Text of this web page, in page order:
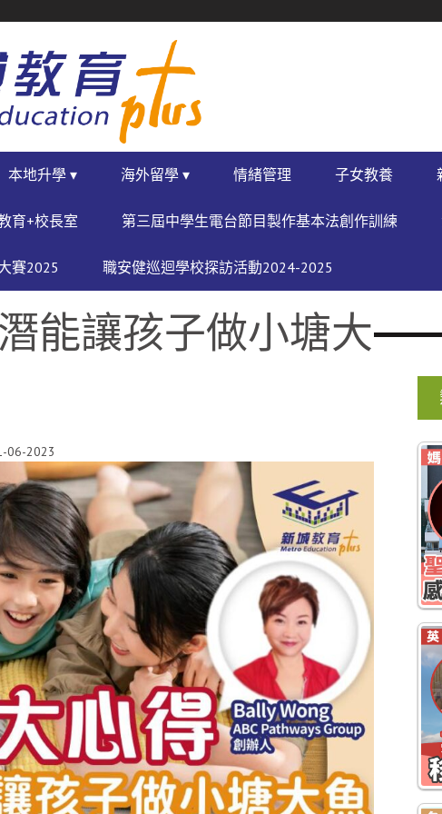
本地升學 ▾ 海外留學 ▾ 情緒管理 子女教養
育+校長室 第三屆中學生電台節目製作基本法創作訓練
賽2025 職安健巡迴學校探訪活動2024-2025
能讓孩子做小塘大
06-2023